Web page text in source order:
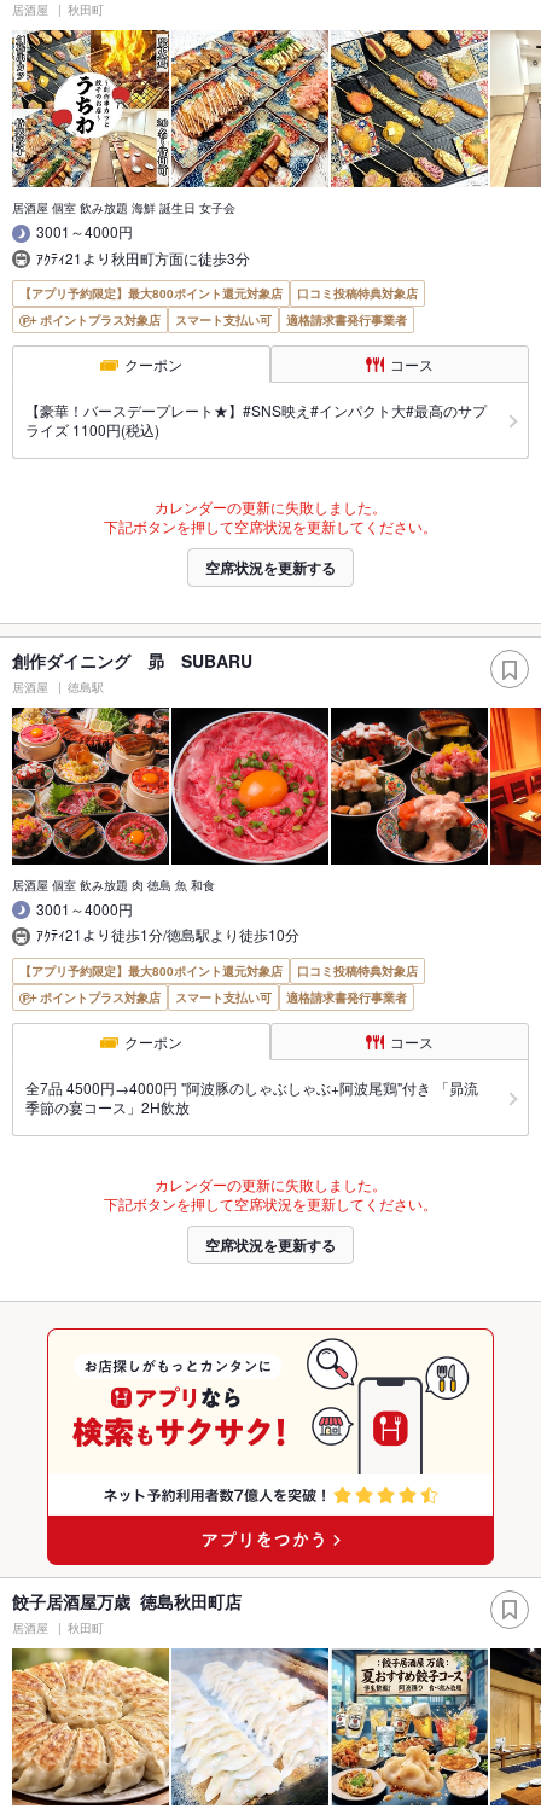
居酒屋 秋田町
居酒屋 個室 飲み放題 海鮮 誕生日 女子会
3001～4000円
ｱｸﾃｨ21より秋田町方面に徒歩3分
【アプリ予約限定】最大800ポイント還元対象店
口コミ投稿特典対象店
ポイントプラス対象店
スマート支払い可 適格請求書発行事業者
クーポン コース
【豪華！バースデープレート★】#SNS映え#インパクト大#最高のサプ
ライズ 1100円(税込)
カレンダーの更新に失敗しました。
下記ボタンを押して空席状況を更新してください。
空席状況を更新する
創作ダイニング 昴 SUBARU
居酒屋 徳島駅
居酒屋 個室 飲み放題 肉 徳島 魚 和食
3001～4000円
ｱｸﾃｨ21より徒歩1分/徳島駅より徒歩10分
【アプリ予約限定】最大800ポイント還元対象店
口コミ投稿特典対象店
ポイントプラス対象店
スマート支払い可 適格請求書発行事業者
クーポン コース
全7品 4500円→4000円 "阿波豚のしゃぶしゃぶ+阿波尾鶏"付き 「昴流
季節の宴コース」2H飲放
カレンダーの更新に失敗しました。
下記ボタンを押して空席状況を更新してください。
空席状況を更新する
餃子居酒屋万歳 徳島秋田町店
居酒屋 秋田町